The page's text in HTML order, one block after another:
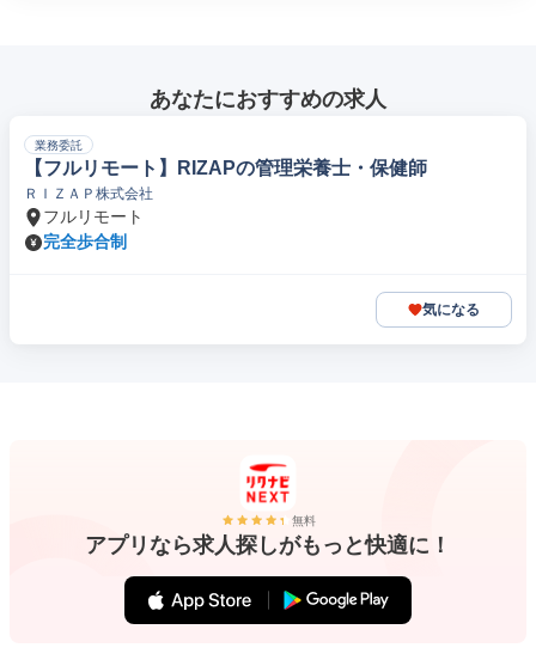
あなたにおすすめの求人
業務委託
【フルリモート】RIZAPの管理栄養士・保健師
ＲＩＺＡＰ株式会社
フルリモート
完全歩合制
気になる
無料
アプリなら求人探しがもっと快適に！